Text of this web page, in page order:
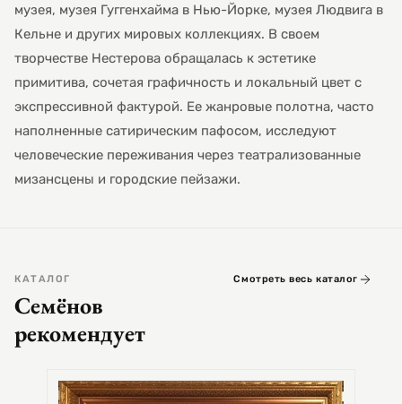
музея, музея Гуггенхайма в Нью-Йорке, музея Людвига в
Кельне и других мировых коллекциях. В своем
творчестве Нестерова обращалась к эстетике
примитива, сочетая графичность и локальный цвет с
экспрессивной фактурой. Ее жанровые полотна, часто
наполненные сатирическим пафосом, исследуют
человеческие переживания через театрализованные
мизансцены и городские пейзажи.
КАТАЛОГ
Семёнов
рекомендует
Смотреть весь каталог